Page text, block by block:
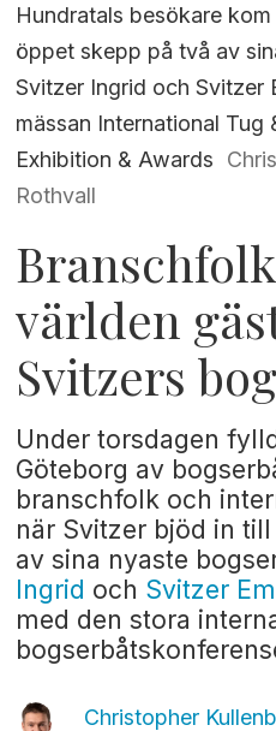
Hundratals besökare
öppet skepp på två av
Svitzer Ingrid och Svitzer
mässan International Tug
Exhibition & Awards
Rothvall
världen
Svitzers
Under torsdagen
Göteborg av
branschfolk och
när Svitzer bjöd in
av sina nyaste
Ingrid och Svitzer
med den stora
Christopher